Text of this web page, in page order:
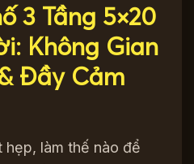
3 Tầng 5×20
Không Gian
Đầy Cảm
hẹp, làm thế nào để